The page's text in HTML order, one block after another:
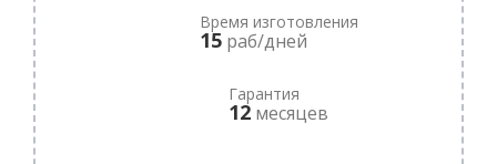
Время изготовления
15раб/дней
Гарантия
12 месяцев